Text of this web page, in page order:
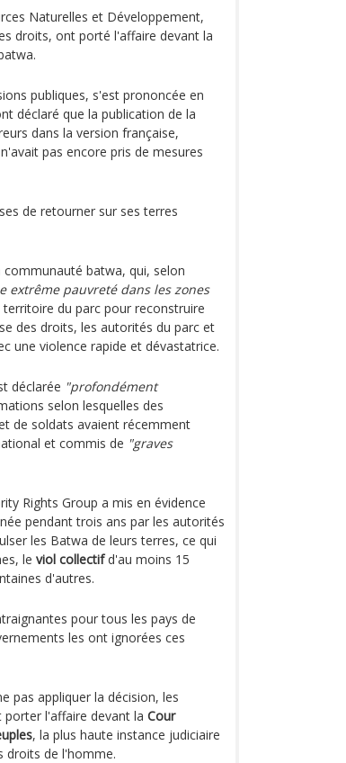
Naturelles et Développement,
droits, ont porté l'affaire devant la
publiques, s'est prononcée en
déclaré que la publication de la
dans la version française,
pas encore pris de mesures
de retourner sur ses terres
batwa, qui, selon
extrême pauvreté dans les zones
du parc pour reconstruire
des droits, les autorités du parc et
une violence rapide et dévastatrice.
déclarée "profondément
selon lesquelles des
de soldats avaient récemment
et commis de "graves
Rights Group a mis en évidence
pendant trois ans par les autorités
les Batwa de leurs terres, ce qui
le viol collectifd'au moins 15
d'autres.
pour tous les pays de
les ont ignorées ces
pas appliquer la décision, les
l'affaire devant la Cour
, la plus haute instance judiciaire
droits de l'homme.